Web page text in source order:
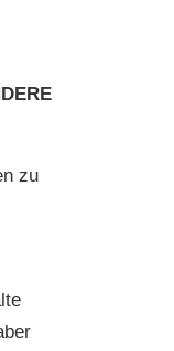
zu